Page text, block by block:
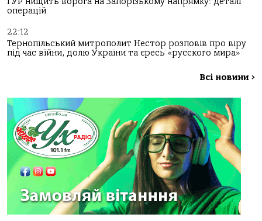
операцій
22:12
Тернопільський митрополит Нестор розповів про віру
під час війни, долю України та єресь «русского мира»
Всі новини >